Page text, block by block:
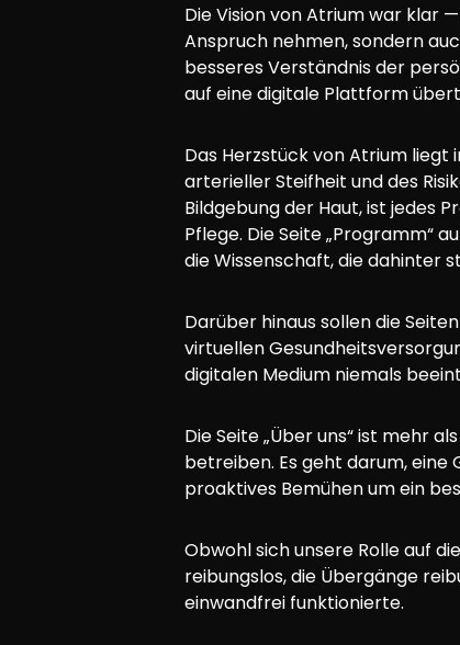
Die Vision von Atrium war klar
Anspruch nehmen, sondern
besseres Verständnis der
auf eine digitale Plattform
Das Herzstück von Atrium liegt
arterieller Steifheit und des
Bildgebung der Haut, ist jedes
Pflege. Die Seite „Programm“
die Wissenschaft, die dahinter
Darüber hinaus sollen die
virtuellen
digitalen Medium niemals
Die Seite „Über uns“ ist mehr
betreiben. Es geht darum,
proaktives Bemühen um ein
Obwohl sich unsere Rolle auf
reibungslos, die Übergänge
einwandfrei funktionierte.